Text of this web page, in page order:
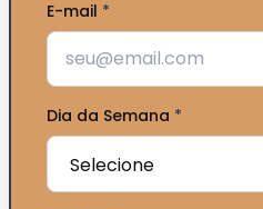
E-mail *
Dia da Semana *